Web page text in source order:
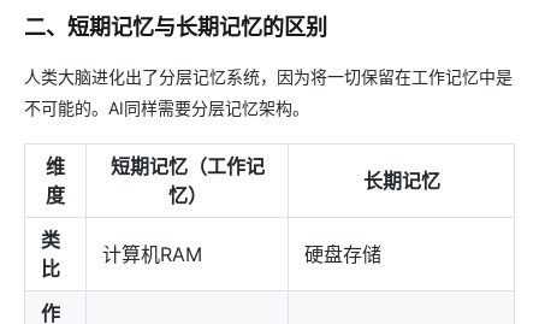
二、短期记忆与长期记忆的区别
人类大脑进化出了分层记忆系统，因为将一切保留在工作记忆中是
不可能的。AI同样需要分层记忆架构。
维
度
短期记忆（工作记
忆）
长期记忆
类
比
计算机RAM 硬盘存储
作